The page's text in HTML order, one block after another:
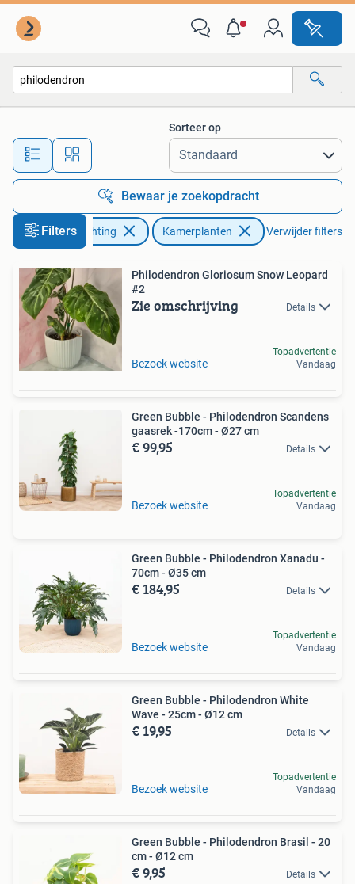
Alle afstanden…
Sorteer op
Bewaar je zoekopdracht
Filters
Huis en Inrichting Kamerplanten Verwijder filters
Philodendron Gloriosum Snow Leopard
#2
Zie omschrijving Details
Bezoek website
Topadvertentie
Vandaag
Green Bubble - Philodendron Scandens
gaasrek -170cm - Ø27 cm
€ 99,95 Details
Bezoek website
Topadvertentie
Vandaag
Green Bubble - Philodendron Xanadu -
70cm - Ø35 cm
€ 184,95 Details
Bezoek website
Topadvertentie
Vandaag
Green Bubble - Philodendron White
Wave - 25cm - Ø12 cm
€ 19,95 Details
Bezoek website
Topadvertentie
Vandaag
Green Bubble - Philodendron Brasil - 20
cm - Ø12 cm
€ 9,95 Details